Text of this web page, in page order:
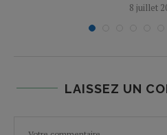
8 juillet
LAISSEZ UN